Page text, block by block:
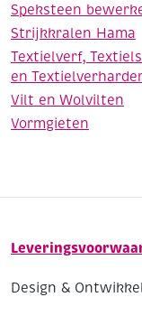
Speksteen
Strijkkralen Hama
Textielverf,
en
Vilt en Wolvilten
Vormgieten
Design &